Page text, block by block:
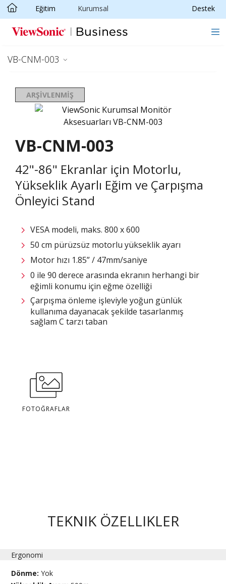
Skip to main content
Eğitim Kurumsal Destek
VB-CNM-003
ARŞIVLENMIŞ
VB-CNM-003
42"-86" Ekranlar için Motorlu,
Yükseklik Ayarlı Eğim ve Çarpışma
Önleyici Stand
VESA modeli, maks. 800 x 600
50 cm pürüzsüz motorlu yükseklik ayarı
Motor hızı 1.85” / 47mm/saniye
0 ile 90 derece arasında ekranın herhangi bir
eğimli konumu için eğme özelliği
Çarpışma önleme işleviyle yoğun günlük
kullanıma dayanacak şekilde tasarlanmış
sağlam C tarzı taban
FOTOĞRAFLAR
TEKNIK ÖZELLIKLER
Ergonomi
Dönme:Yok